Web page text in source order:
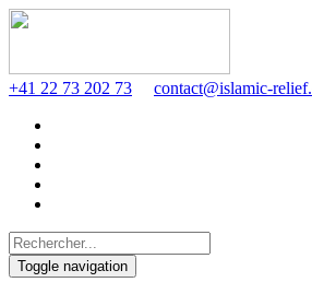
+41 22 73 202 73 contact@islamic-
Toggle navigation